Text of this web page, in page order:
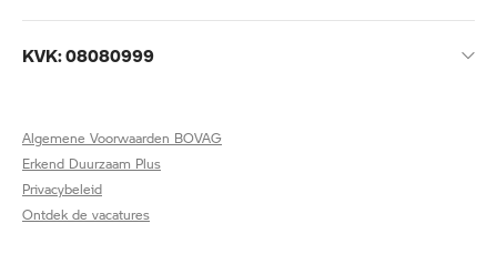
KVK: 08080999
Algemene Voorwaarden BOVAG
Erkend Duurzaam Plus
Privacybeleid
Ontdek de vacatures